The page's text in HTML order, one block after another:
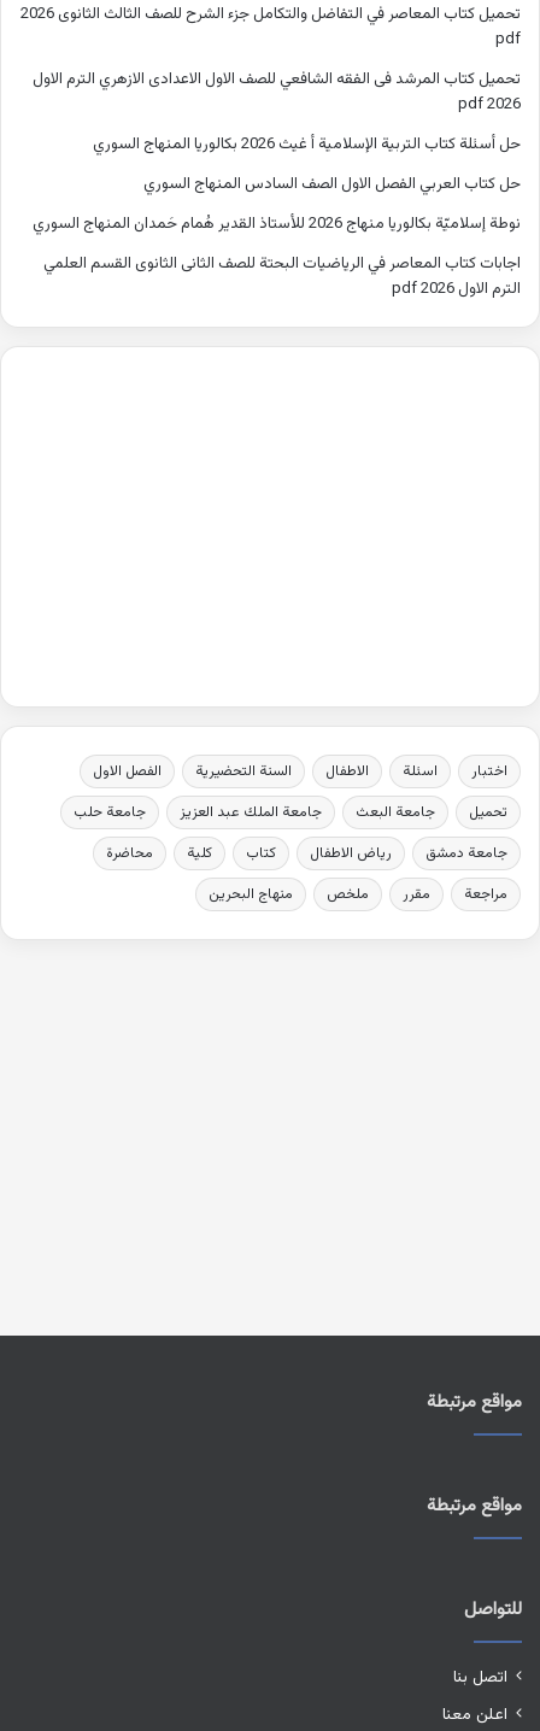
تحميل كتاب المعاصر في التفاضل والتكامل جزء الشرح للصف الثالث الثانوى 2026
pdf
تحميل كتاب المرشد فى الفقه الشافعي للصف الاول الاعدادى الازهري الترم الاول
2026 pdf
حل أسئلة كتاب التربية الإسلامية أ غيث 2026 بكالوريا المنهاج السوري
حل كتاب العربي الفصل الاول الصف السادس المنهاج السوري
نوطة إسلاميّة بكالوريا منهاج 2026 للأستاذ القدير هُمام حَمدان المنهاج السوري
اجابات كتاب المعاصر في الرياضيات البحتة للصف الثانى الثانوى القسم العلمي
الترم الاول 2026 pdf
اختبار اسئلة الاطفال السنة التحضيرية
الفصل الاول
تحميل
جامعة البعث جامعة الملك عبد العزيز
جامعة حلب
جامعة دمشق
رياض الاطفال كتاب كلية
محاضرة
مراجعة
مقرر ملخص منهاج البحرين
مواقع مرتبطة
مواقع مرتبطة
للتواصل
اتصل بنا
اعلن معنا